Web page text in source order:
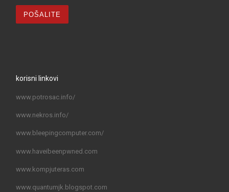
korisni linkovi
www.potrosac.info/
www.nekros.info/
www.bleepingcomputer.com/
www.haveibeenpwned.com
www.kompjuteras.com
www.quantumjk.blogspot.com